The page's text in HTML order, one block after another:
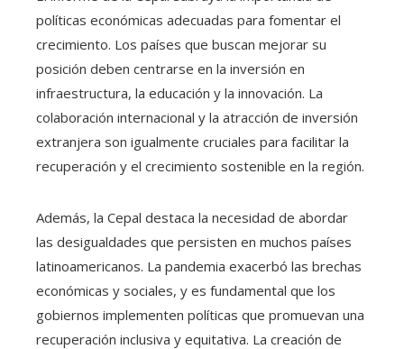
políticas económicas adecuadas para fomentar el
crecimiento. Los países que buscan mejorar su
posición deben centrarse en la inversión en
infraestructura, la educación y la innovación. La
colaboración internacional y la atracción de inversión
extranjera son igualmente cruciales para facilitar la
recuperación y el crecimiento sostenible en la región.
Además, la Cepal destaca la necesidad de abordar
las desigualdades que persisten en muchos países
latinoamericanos. La pandemia exacerbó las brechas
económicas y sociales, y es fundamental que los
gobiernos implementen políticas que promuevan una
recuperación inclusiva y equitativa. La creación de